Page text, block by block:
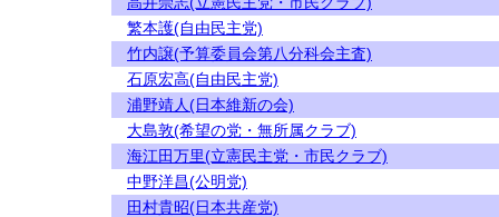
繁本護(自由民主党)
竹内譲(予算委員会第八分科会主査)
石原宏高(自由民主党)
浦野靖人(日本維新の会)
大島敦(希望の党・無所属クラブ)
海江田万里(立憲民主党・市民クラブ)
中野洋昌(公明党)
田村貴昭(日本共産党)